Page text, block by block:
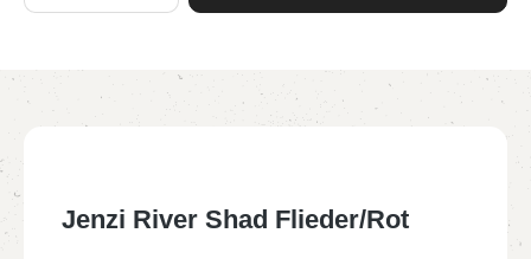
Jenzi River Shad Flieder/Rot